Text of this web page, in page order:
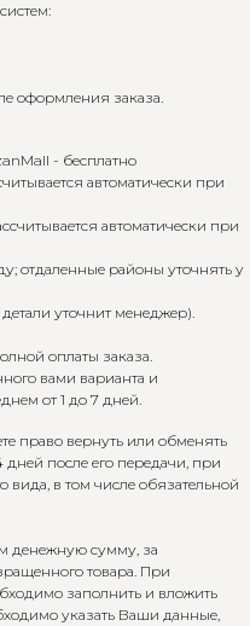
оформления заказа.
- бесплатно
автоматически при
автоматически при
отдаленные районы уточнять у
уточнит менеджер).
оплаты заказа.
вами варианта и
от 1 до 7 дней.
право вернуть или обменять
дней после его передачи, при
вида, в том числе обязательной
денежную сумму, за
товара. При
заполнить и вложить
указать Ваши данные,